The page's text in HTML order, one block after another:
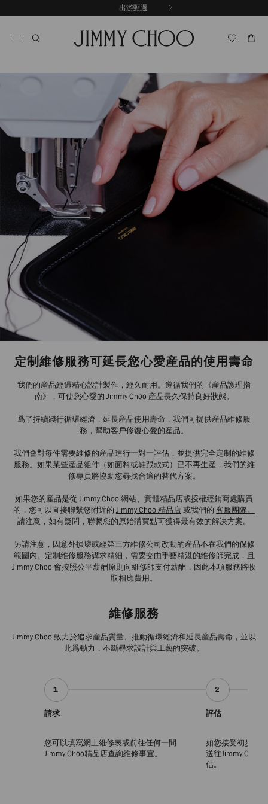
至
出游甄選
播
定制維修服務可延長您心愛産品的使用壽命
我們的産品經過精心設計製作，經久耐用。遵循我們的《産品護理指
南》，可使您心愛的 Jimmy Choo 産品長久保持良好狀態。
爲了持續踐行循環經濟，延長産品使用壽命，我們可提供産品維修服
務，幫助客戶修復心愛的産品。
我們會對每件需要維修的産品進行一對一評估，並提供完全定制的維修
服務。如果某些産品組件（如面料或鞋跟款式）已不再生産，我們的維
修專員將協助您尋找合適的替代方案。
如果您的産品是從 Jimmy Choo 網站、實體精品店或授權經銷商處購買
的，您可以直接聯繫您附近的 Jimmy Choo 精品店或我們的 客服團隊。
請注意，如有疑問，聯繫您的原始購買點可獲得最有效的解决方案。
另請注意，因意外損壞或經第三方維修公司改動的産品不在我們的保修
範圍內。定制維修服務講求精細，需要交由手藝精湛的維修師完成，且
Jimmy Choo 會按照公平薪酬原則向維修師支付薪酬，因此本項服務將收
取相應費用。
維修服務
Jimmy Choo 致力於追求産品質量、推動循環經濟和延長産品壽命，並以
此爲動力，不斷尋求設計與工藝的突破。
1
請求
您可以填寫網上維修表或前往任何一間
Jimmy Choo精品店查詢維修事宜。
2
評估
如您接受初步報
送往Jimmy Choo
估。